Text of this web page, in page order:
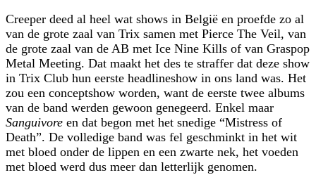
Creeper deed al heel wat shows in België en proefde zo al
van de grote zaal van Trix samen met Pierce The Veil, van
de grote zaal van de AB met Ice Nine Kills of van Graspop
Metal Meeting. Dat maakt het des te straffer dat deze show
in Trix Club hun eerste headlineshow in ons land was. Het
zou een conceptshow worden, want de eerste twee albums
van de band werden gewoon genegeerd. Enkel maar
Sanguivore en dat begon met het snedige “Mistress of
Death”. De volledige band was fel geschminkt in het wit
met bloed onder de lippen en een zwarte nek, het voeden
met bloed werd dus meer dan letterlijk genomen.